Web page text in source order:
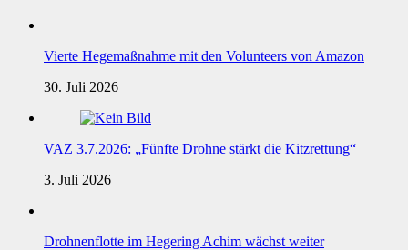
Vierte Hegemaßnahme mit den Volunteers von Amazon
30. Juli 2026
VAZ 3.7.2026: „Fünfte Drohne stärkt die Kitzrettung“
3. Juli 2026
Drohnenflotte im Hegering Achim wächst weiter